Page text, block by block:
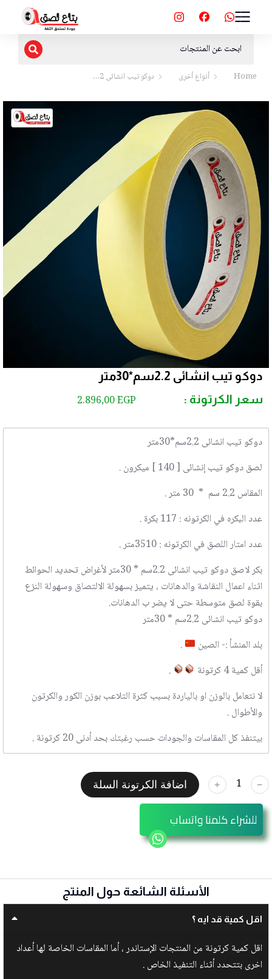
You are here:
Home أنواع أخرى دوكو تيب انشائى 2…
دوكو تيب انشائى 2.2سم*30متر
سعر الكرتونة :
2.896,00EGP
دوكو تيب انشائى 2.2سم*30متر
لصق دوكو تيب إنشائى [ 140 ] ميكرون .
المقاس 2.2 سم * 30 متر .
عدد البكره في الكرتونه : 117 بكرة .
عدد امتار اللصق في الكرتونه : 3510متر .
بكر لاصق دوكو تيب انشائى 2.2سم * 30متر لأغراض تحديد الحوائط
اثناء اعمال النقاشة والدهانات ، يتميز بسهولة الالتصاق وسهولة النزع
بقوة لصق متوسطة حتى لا يضر ب الدهانات.
دوكو تيب انشائى 2.2سم * 30متر
بلد المنشأ :- الصين
.
أقل كمية 4 كرتونة
.
لا نتعامل بالوزن او بالياردة بسبب كثرة التلاعب بوزن الكور والكرتون
والأطوال .
بيتنفذ كل المقاسات والجودات حسب رغبتك بحد أدنى 20 كرتونة .
﹣
﹢ اضافة الكرتونة السلة
للشراء كلمنا واتساب
الأسئلة الشائعة حول المنتج
اقل كمية قد ايه ؟
اقل كمية كرتونة من المنتجات الإستاندر ، أما المقاسات الخاصة لها أعداد
اخرى بتتحدد أثناء التنفيذ الخاص .